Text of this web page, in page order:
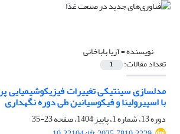
نویسنده =آریا باباخانی
تعداد مقالات: 1
مدلسازی سینتیکی تغییرات فیزیکوشیمیایی
با اسپیرولینا و فیکوسیانین طی دوره نگهداری
دوره 13، شماره 1، پاییز 1404، صفحه
23-35